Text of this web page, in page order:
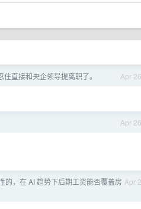
Apr 26
直接和央企领导提离职了。
Apr 26
Apr 2
的，在 AI 趋势下后期工资能否覆盖房